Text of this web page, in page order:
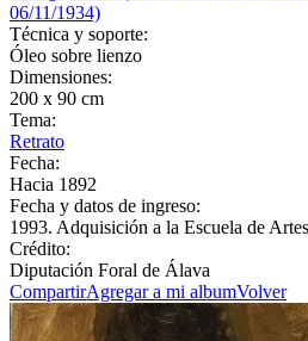
06/11/1934)
Técnica y soporte:
Óleo sobre lienzo
Dimensiones:
200 x 90 cm
Tema:
Retrato
Fecha:
Hacia 1892
Fecha y datos de ingreso:
1993. Adquisición a la Escuela de
Crédito:
Diputación Foral de Álava
CompartirAgregar a mi albumVolver